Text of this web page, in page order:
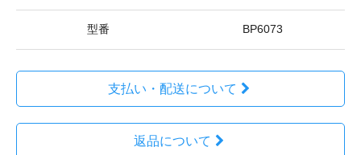
型番 BP6073
支払い・配送について
返品について